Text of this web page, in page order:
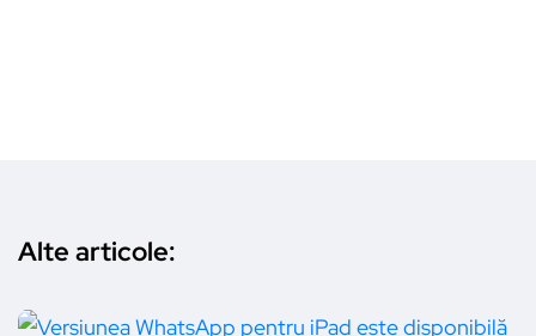
Alte articole: